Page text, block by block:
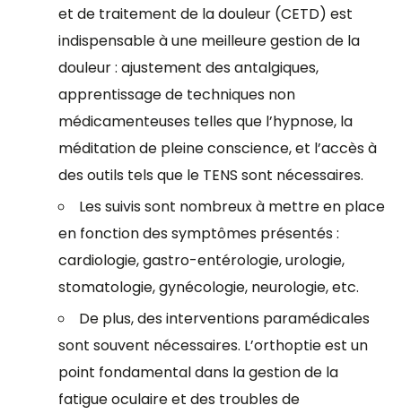
et de traitement de la douleur (CETD) est
indispensable à une meilleure gestion de la
douleur : ajustement des antalgiques,
apprentissage de techniques non
médicamenteuses telles que l’hypnose, la
méditation de pleine conscience, et l’accès à
des outils tels que le TENS sont nécessaires.
Les suivis sont nombreux à mettre en place
en fonction des symptômes présentés :
cardiologie, gastro-entérologie, urologie,
stomatologie, gynécologie, neurologie, etc.
De plus, des interventions paramédicales
sont souvent nécessaires. L’orthoptie est un
point fondamental dans la gestion de la
fatigue oculaire et des troubles de